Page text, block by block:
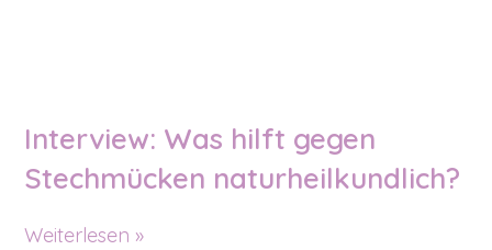
Interview: Was hilft gegen
Stechmücken naturheilkundlich?
Weiterlesen »